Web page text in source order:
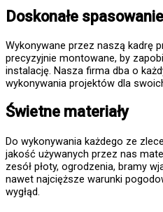
Doskonałe spasowanie
Wykonywane przez naszą kadrę
precyzyjnie montowane, by
instalację. Nasza firma dba o
wykonywania projektów dla
Świetne materiały
Do wykonywania każdego ze
jakość używanych przez nas
zesół płoty, ogrodzenia, bramy
nawet najcięższe warunki
wygłąd.